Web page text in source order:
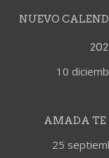
NUEVO
10
AMADA TE
25